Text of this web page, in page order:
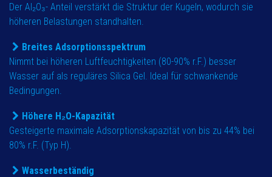
Der Al₂O₃- Anteil verstärkt die Struktur der Kugeln, wodurch sie
höheren Belastungen standhalten.
Breites Adsorptionsspektrum
Nimmt bei höheren Luftfeuchtigkeiten (80-90% r.F.) besser
Wasser auf als reguläres Silica Gel. Ideal für schwankende
Bedingungen.
Höhere H₂O-Kapazität
Gesteigerte maximale Adsorptionskapazität von bis zu 44% bei
80% r.F. (Typ H).
Wasserbeständig